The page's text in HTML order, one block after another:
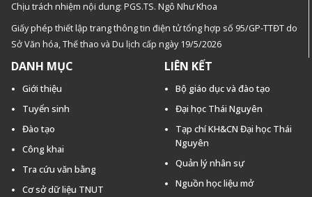
Chịu trách nhiệm nội dung: PGS.TS. Ngô Như Khoa
Giấy phép thiết lập trang thông tin điện tử tổng hợp số 95/GP-TTĐT do
Sở Văn hóa, Thế thao và Du lịch cấp ngày 19/5/2026
DANH MỤC
Giới thiệu
Tuyển sinh
Đào tạo
Công khai
Tra cứu văn bằng
Cơ sở dữ liệu TNUT
LIÊN KẾT
Bộ giáo dục và đào tạo
Đại học Thái Nguyên
Tạp chí KH&CN Đại học Thái
Nguyên
Quản lý nhân sự
Nguồn học liệu mở